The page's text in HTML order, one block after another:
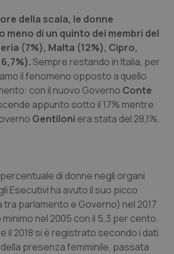
urogenitali
impianti
della scala, le donne
meno di un quinto dei membri del
(7%), Malta (12%), Cipro,
Sempre restando in Italia, per
il fenomeno opposto a quello
con il nuovo Governo Conte
appunto sotto il 17% mentre
Gentiloni era stata del 28,1%.
di donne negli organi
Esecutivi ha avuto il suo picco
tra parlamento e Governo) nel 2017
minimo nel 2005 con il 5,3 per cento.
il 2018 si è registrato secondo i dati
presenza femminile, passata